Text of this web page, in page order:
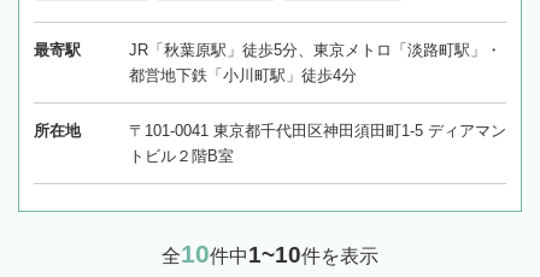
最寄駅
JR「秋葉原駅」徒歩5分、東京メトロ「淡路町駅」・
都営地下鉄「小川町駅」徒歩4分
所在地
〒101-0041 東京都千代田区神田須田町1-5 ディアマン
トビル２階B室
全10件中1~10件を表示